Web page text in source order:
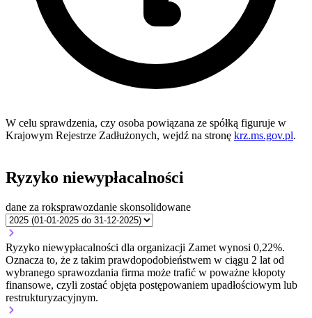
W celu sprawdzenia, czy osoba powiązana ze spółką figuruje w
Krajowym Rejestrze Zadłużonych, wejdź na stronę krz.ms.gov.pl.
Ryzyko niewypłacalności
dane za roksprawozdanie skonsolidowane
Ryzyko niewypłacalności dla organizacji Zamet wynosi 0,22%.
Oznacza to, że z takim prawdopodobieństwem w ciągu 2 lat od
wybranego sprawozdania firma może trafić w poważne kłopoty
finansowe, czyli zostać objęta postępowaniem upadłościowym lub
restrukturyzacyjnym.